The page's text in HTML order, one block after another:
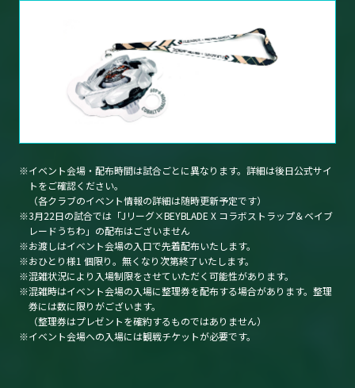
イベント会場・配布時間は試合ごとに異なります。詳細は後日公式サイ
トをご確認ください。
（各クラブのイベント情報の詳細は随時更新予定です）
3月22日の試合では「Jリーグ×BEYBLADE X コラボストラップ＆ベイブ
レードうちわ」の配布はございません
お渡しはイベント会場の入口で先着配布いたします。
おひとり様1 個限り。無くなり次第終了いたします。
混雑状況により入場制限をさせていただく可能性があります。
混雑時はイベント会場の入場に整理券を配布する場合があります。整理
券には数に限りがございます。
（整理券はプレゼントを確約するものではありません）
イベント会場への入場には観戦チケットが必要です。